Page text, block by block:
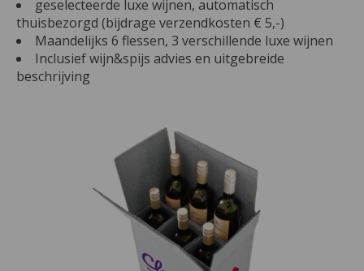
geselecteerde luxe wijnen, automatisch
thuisbezorgd (bijdrage verzendkosten € 5,-)
Maandelijks 6 flessen, 3 verschillende luxe wijnen
Inclusief wijn&spijs advies en uitgebreide
beschrijving